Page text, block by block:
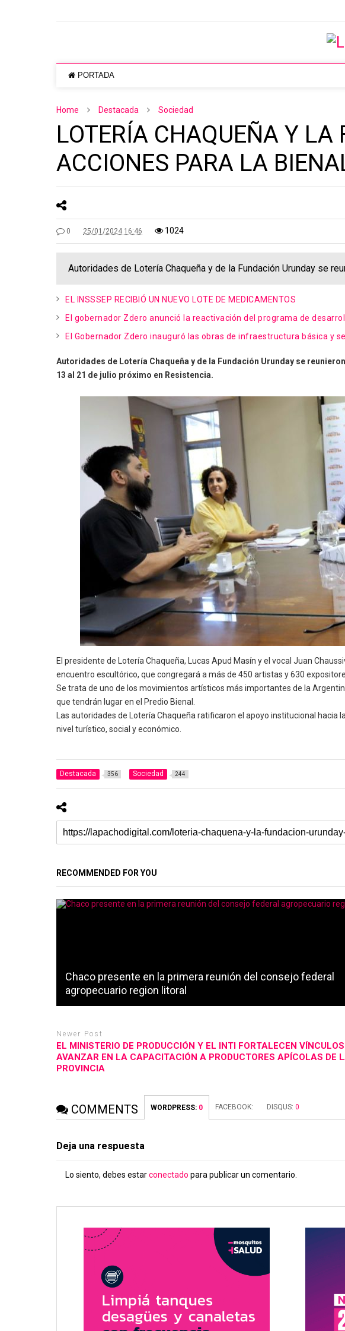
PORTADA
Home Destacada Sociedad
LOTERÍA CHAQUEÑA Y LA
ACCIONES PARA LA
0 25/01/2024 16:46 1024
Autoridades de Lotería Chaqueña y de la Fundación Urunday se
EL INSSSEP RECIBIÓ UN NUEVO LOTE DE MEDICAMENTOS
El gobernador Zdero anunció la reactivación del programa de
El Gobernador Zdero inauguró las obras de infraestructura básica y
Autoridades de Lotería Chaqueña y de la Fundación Urunday se
13 al 21 de julio próximo en Resistencia.
El presidente de Lotería Chaqueña, Lucas Apud Masín y el vocal Juan
encuentro escultórico, que congregará a más de 450 artistas y 630
Se trata de uno de los movimientos artísticos más importantes de la
que tendrán lugar en el Predio Bienal.
Las autoridades de Lotería Chaqueña ratificaron el apoyo institucional
nivel turístico, social y económico.
Destacada 356 Sociedad 244
RECOMMENDED FOR YOU
Chaco presente en la primera reunión del consejo federal
agropecuario region litoral
Newer Post
EL MINISTERIO DE PRODUCCIÓN Y EL INTI FORTALECEN
AVANZAR EN LA CAPACITACIÓN A PRODUCTORES APÍCOLAS DE
PROVINCIA
COMMENTS WORDPRESS: 0 FACEBOOK: DISQUS:0
Deja una respuesta
Lo siento, debes estarconectado para publicar un comentario.